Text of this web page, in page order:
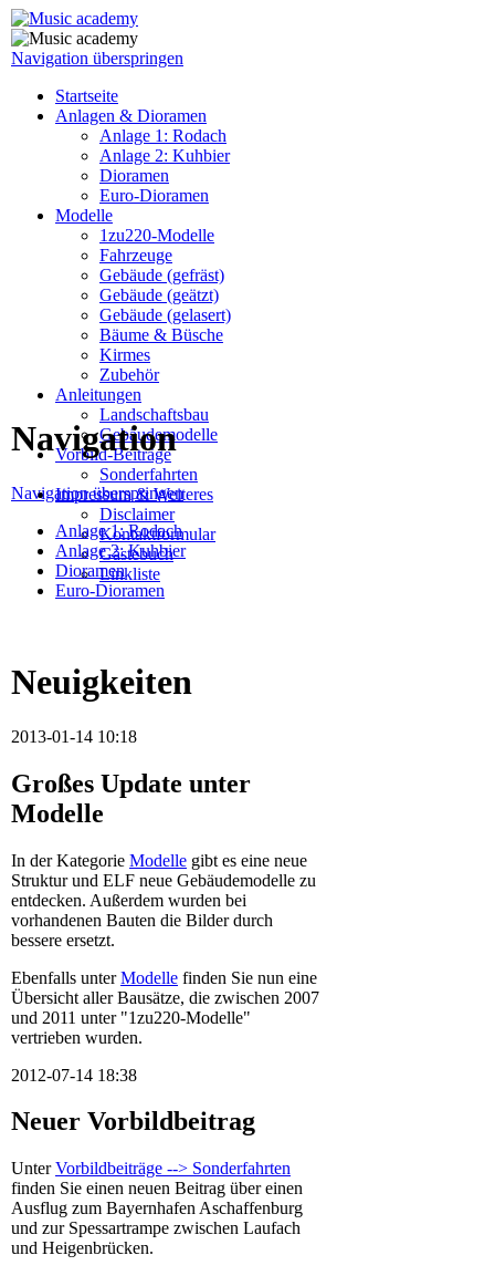
Navigation überspringen
Startseite
Anlagen & Dioramen
Anlage 1: Rodach
Anlage 2: Kuhbier
Dioramen
Euro-Dioramen
Modelle
1zu220-Modelle
Fahrzeuge
Gebäude (gefräst)
Gebäude (geätzt)
Gebäude (gelasert)
Bäume & Büsche
Kirmes
Zubehör
Anleitungen
Landschaftsbau
Gebäudemodelle
Vorbild-Beiträge
Sonderfahrten
Impressum & Weiteres
Disclaimer
Kontaktformular
Gästebuch
Linkliste
Navigation
Navigation überspringen
Anlage 1: Rodach
Anlage 2: Kuhbier
Dioramen
Euro-Dioramen
Neuigkeiten
2013-01-14 10:18
Großes Update unter
Modelle
In der Kategorie Modelle gibt es eine neue
Struktur und ELF neue Gebäudemodelle zu
entdecken. Außerdem wurden bei
vorhandenen Bauten die Bilder durch
bessere ersetzt.
Ebenfalls unterModelle finden Sie nun eine
Übersicht aller Bausätze, die zwischen 2007
und 2011 unter "1zu220-Modelle"
vertrieben wurden.
2012-07-14 18:38
Neuer Vorbildbeitrag
UnterVorbildbeiträge --> Sonderfahrten
finden Sie einen neuen Beitrag über einen
Ausflug zum Bayernhafen Aschaffenburg
und zur Spessartrampe zwischen Laufach
und Heigenbrücken.